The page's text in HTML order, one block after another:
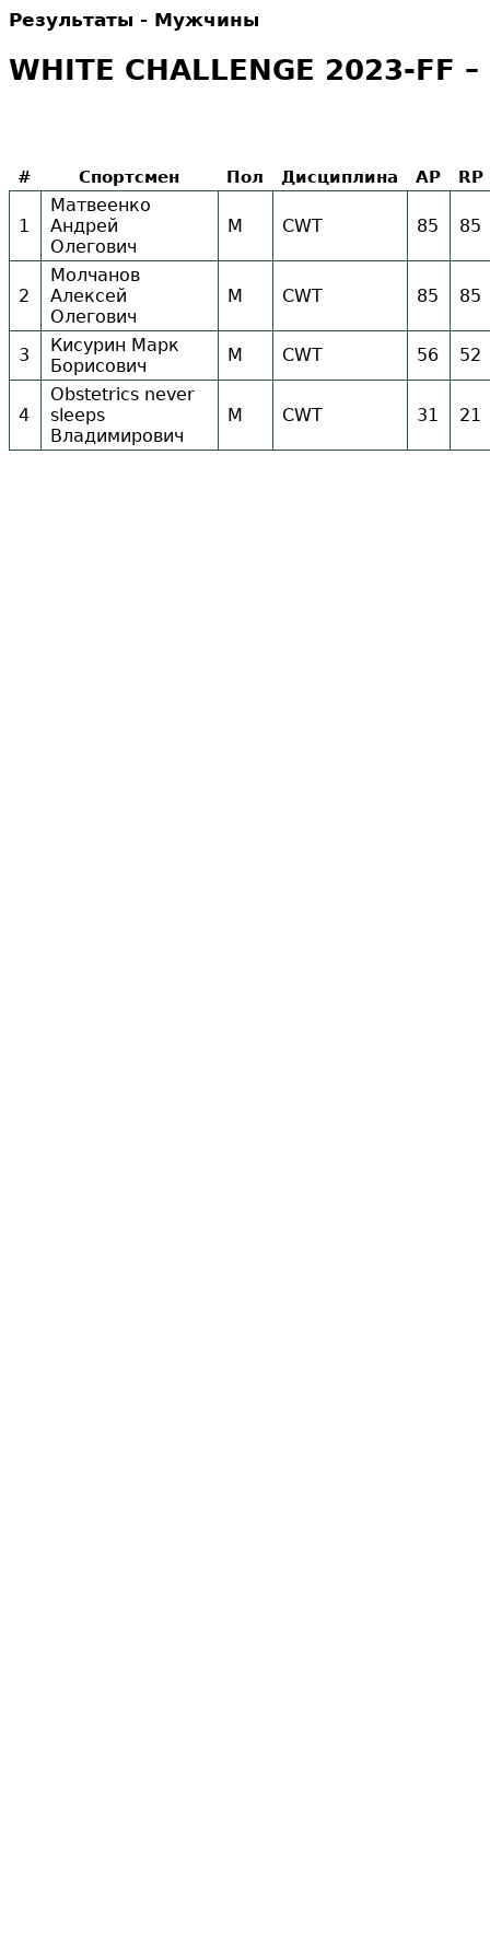
Результаты - Мужчины
WHITE CHALLENGE 2023-FF
# Спортсмен Пол Дисциплина AP RP
1
Матвеенко
Андрей
Олегович
М CWT 85 85
2
Молчанов
Алексей
Олегович
М CWT 85 85
3
Кисурин Марк
Борисович
М CWT 56 52
4
Obstetrics never
sleeps
Владимирович
М CWT 31 21